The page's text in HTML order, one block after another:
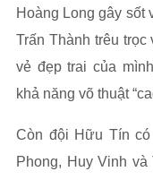
Hoàng Long gây sốt
Trấn Thành trêu trọc
vẻ đẹp trai của
khả năng võ thuật
Còn đội Hữu Tín
Phong, Huy Vinh